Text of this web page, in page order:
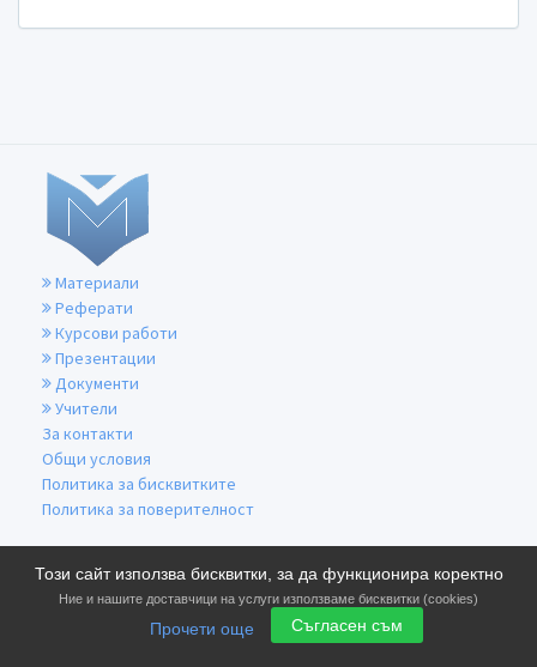
Този сайт използва бисквитки, за да функционира коректно
Ние и нашите доставчици на услуги използваме бисквитки (cookies)
Прочети още Съгласен съм
Материали
Реферати
Курсови работи
Презентации
Документи
Учители
За контакти
Общи условия
Политика за бисквитките
Политика за поверителност